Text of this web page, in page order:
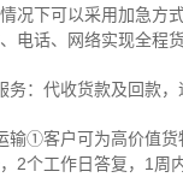
况下可以采用加急方
电话、网络实现全程货
务：代收货款及回款
输①客户可为高价值
2个工作日答复，1周